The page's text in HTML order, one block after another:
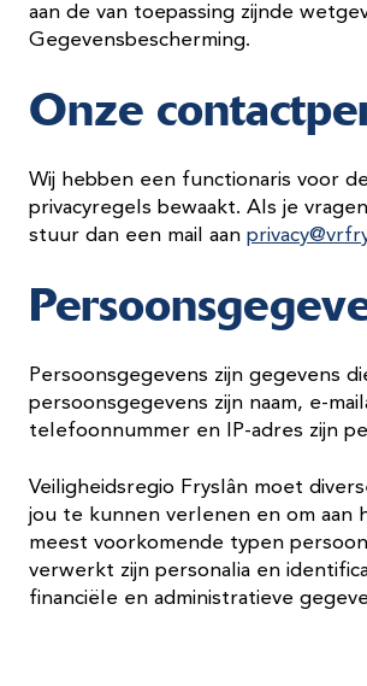
aan de van toepassing zijnde
Gegevensbescherming.
Onze
Wij hebben een functionaris voor
privacyregels bewaakt. Als je
stuur dan een mail aan
Persoonsgegevens zijn gegevens
persoonsgegevens zijn naam, e-
telefoonnummer en IP-adres zijn
Veiligheidsregio Fryslân moet
jou te kunnen verlenen en om aan
meest voorkomende typen
verwerkt zijn personalia en
financiële en administratieve